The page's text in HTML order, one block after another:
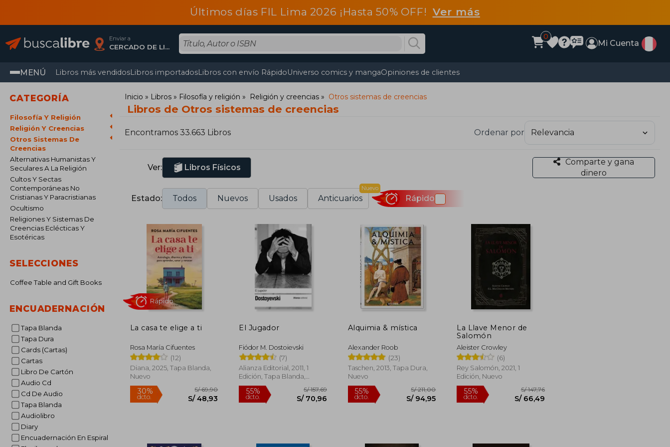
Últimos días FIL Lima 2026 ¡Hasta 50% OFF! Ver más
Enviar a
CERCADO DE LIMA, Lima
0
Mi Cuenta
MENÚ Libros más vendidosLibros importadosLibros con envío RápidoUniverso comics y mangaOpiniones de clientes
CATEGORÍA
Filosofía Y Religión
Religión Y Creencias
Otros Sistemas De
Creencias
Alternativas Humanistas Y
Seculares A La Religión
Cultos Y Sectas
Contemporáneas No
Cristianas Y Paracristianas
Ocultismo
Religiones Y Sistemas De
Creencias Eclécticas Y
Esotéricas
SELECCIONES
Coffee Table and Gift Books
ENCUADERNACIÓN
Tapa Blanda
Tapa Dura
Cards (Cartas)
Cartas
Libro De Cartón
Audio Cd
Cd De Audio
Tapa Blanda
Audiolibro
Diary
Encuadernación En Espiral
Inicio Libros Filosofía y religión Religión y creencias Otros sistemas de creencias
Libros de Otros sistemas de creencias
Encontramos 33.663 Libros Ordenar por
Ver: Libros Físicos
Comparte y gana
dinero
Estado: Todos Nuevos Usados Anticuarios
Nuevo
Rápido
La casa te elige a ti
Rosa María Cifuentes
(12)
Diana, 2025, Tapa Blanda,
Nuevo
Rápido
El Jugador
Fiódor M. Dostoievski
(7)
Alianza Editorial, 2011, 1
Edición, Tapa Blanda,
Nuevo
Alquimia & mística
Alexander Roob
(23)
Taschen, 2013, Tapa Dura,
Nuevo
S/ 94,95
La Llave Menor de
Salomón
Aleister Crowley
(6)
Rey Salomón, 2021, 1
Edición, Nuevo